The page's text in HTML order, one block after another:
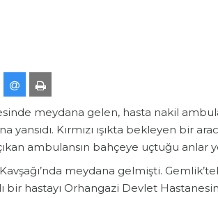
meydana gelen, hasta nakil
yansıdı. Kırmızı ışıkta bekleyen bir
ambulansın bahçeye uçtuğu anlar
meydana gelmişti.
bir hastayı Orhangazi Devlet